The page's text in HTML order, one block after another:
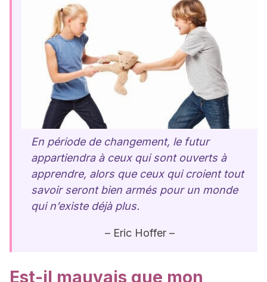
En période de changement, le futur
appartiendra à ceux qui sont ouverts à
apprendre, alors que ceux qui croient tout
savoir seront bien armés pour un monde
qui n’existe déjà plus.
– Eric Hoffer –
Est-il mauvais que mon